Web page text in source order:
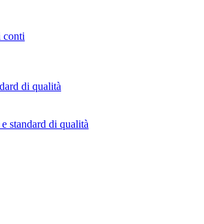
conti
di qualità
standard di qualità